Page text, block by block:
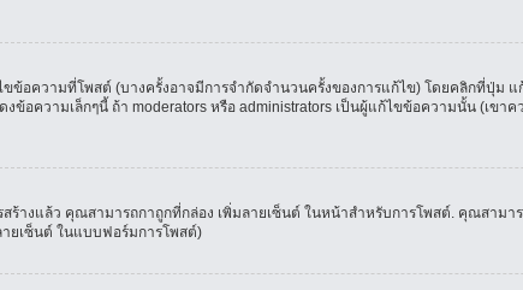
อความที่โพสต์ (บางครั้งอาจมีการจำกัดจำนวนครั้งของการแก้ไข) โดยคลิกที่ปุ่ม
วามเล็กๆนี้ ถ้า moderators หรือ administrators เป็นผู้แก้ไขข้อความนั้น (เขาค
งแล้ว คุณสามารถกาถูกที่กล่อง เพิ่มลายเซ็นต์ ในหน้าสำหรับการโพสต์. คุณสาม
ยเซ็นต์ ในแบบฟอร์มการโพสต์)